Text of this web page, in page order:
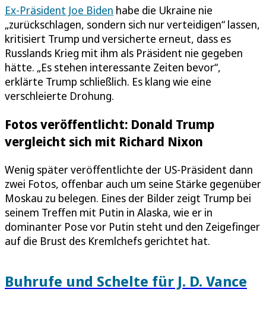
Ex-Präsident Joe Biden habe die Ukraine nie
„zurückschlagen, sondern sich nur verteidigen“ lassen,
kritisiert Trump und versicherte erneut, dass es
Russlands Krieg mit ihm als Präsident nie gegeben
hätte. „Es stehen interessante Zeiten bevor“,
erklärte Trump schließlich. Es klang wie eine
verschleierte Drohung.
Fotos veröffentlicht: Donald Trump
vergleicht sich mit Richard Nixon
Wenig später veröffentlichte der US-Präsident dann
zwei Fotos, offenbar auch um seine Stärke gegenüber
Moskau zu belegen. Eines der Bilder zeigt Trump bei
seinem Treffen mit Putin in Alaska, wie er in
dominanter Pose vor Putin steht und den Zeigefinger
auf die Brust des Kremlchefs gerichtet hat.
Buhrufe und Schelte für J. D. Vance